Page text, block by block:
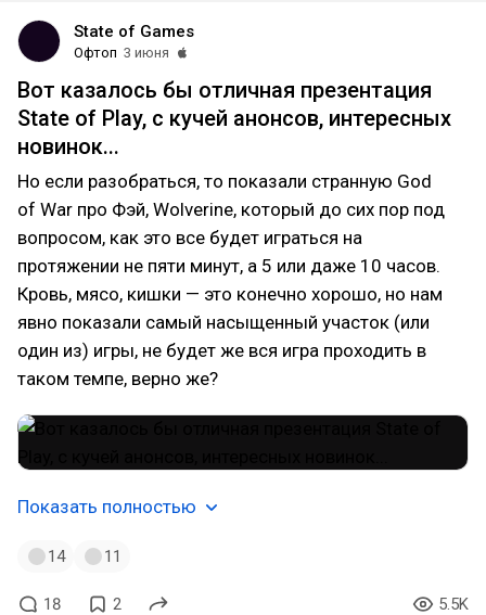
State of Games
Офтоп 3 июня
Вот казалось бы отличная презентация
State of Play, с кучей анонсов, интересных
новинок...
Но если разобраться, то показали странную God
of War про Фэй, Wolverine, который до сих пор под
вопросом, как это все будет играться на
протяжении не пяти минут, а 5 или даже 10 часов.
Кровь, мясо, кишки — это конечно хорошо, но нам
явно показали самый насыщенный участок (или
один из) игры, не будет же вся игра проходить в
таком темпе, верно же?
Показать полностью
14 11
18 2 5.5K